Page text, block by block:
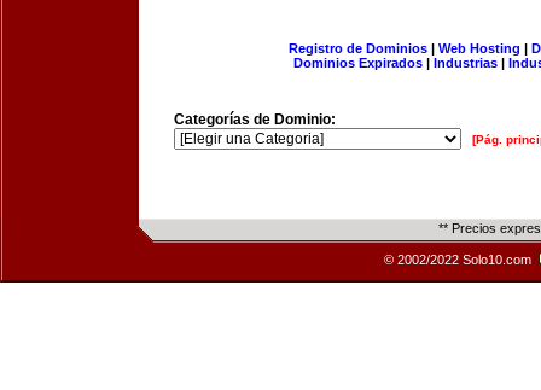
Registro de Dominios| Web Hosting |
Dominios Expirados | Industrias |
Categorías de Dominio:
[Pág.
** Precios
© 2002/2022 Solo10.com